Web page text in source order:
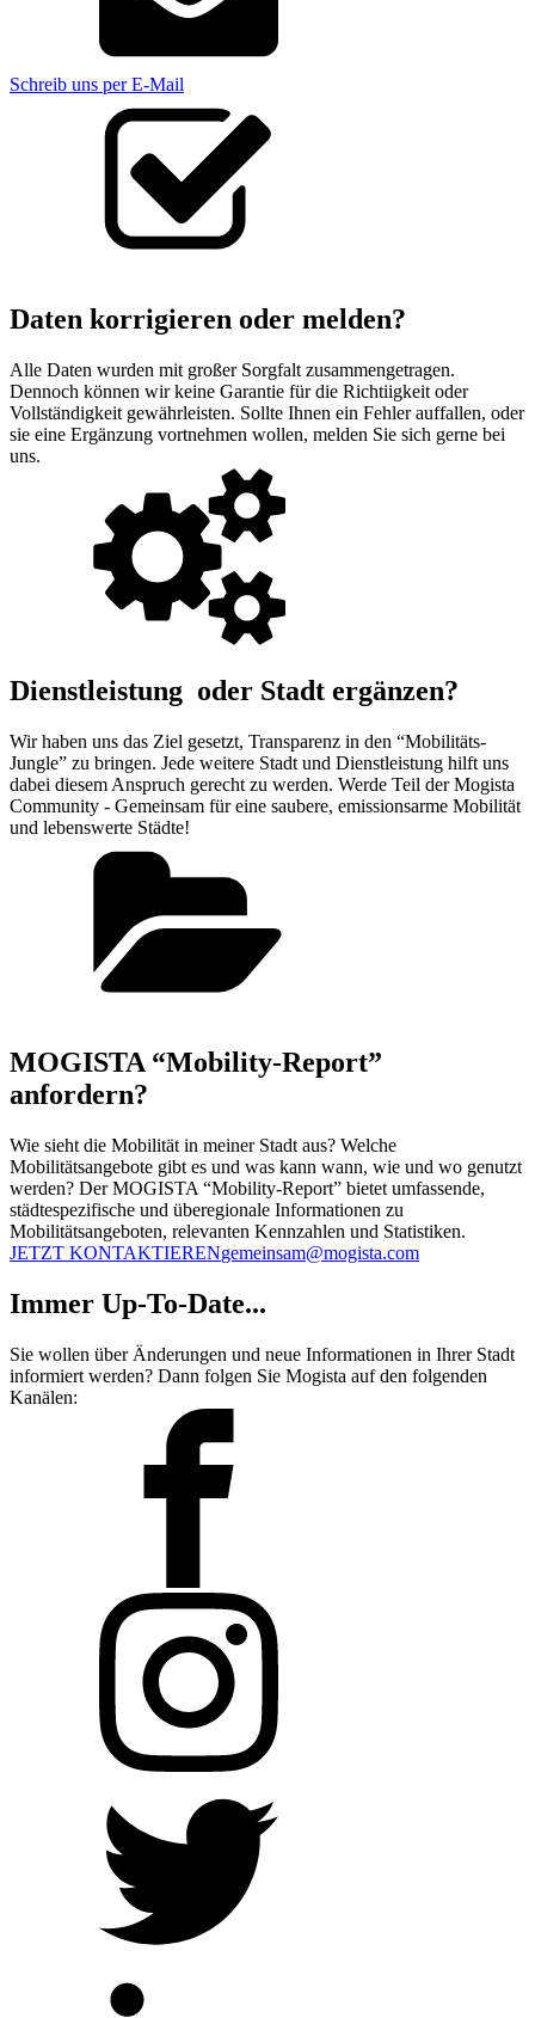
Schreib uns per E-Mail
Daten korrigieren oder melden?
Alle Daten wurden mit großer Sorgfalt zusammengetragen.
Dennoch können wir keine Garantie für die Richtiigkeit oder
Vollständigkeit gewährleisten. Sollte Ihnen ein Fehler auffallen, oder
sie eine Ergänzung vortnehmen wollen, melden Sie sich gerne bei
uns.
Dienstleistung oder Stadt ergänzen?
Wir haben uns das Ziel gesetzt, Transparenz in den “Mobilitäts-
Jungle” zu bringen. Jede weitere Stadt und Dienstleistung hilft uns
dabei diesem Anspruch gerecht zu werden. Werde Teil der Mogista
Community - Gemeinsam für eine saubere, emissionsarme Mobilität
und lebenswerte Städte!
MOGISTA “Mobility-Report”
anfordern?
Wie sieht die Mobilität in meiner Stadt aus? Welche
Mobilitätsangebote gibt es und was kann wann, wie und wo genutzt
werden? Der MOGISTA “Mobility-Report” bietet umfassende,
städtespezifische und überegionale Informationen zu
Mobilitätsangeboten, relevanten Kennzahlen und Statistiken.
JETZT KONTAKTIERENgemeinsam@mogista.com
Immer Up-To-Date...
Sie wollen über Änderungen und neue Informationen in Ihrer Stadt
informiert werden? Dann folgen Sie Mogista auf den folgenden
Kanälen: